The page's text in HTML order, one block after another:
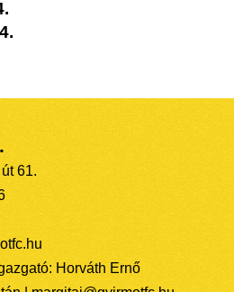
61.
Horváth Ernő